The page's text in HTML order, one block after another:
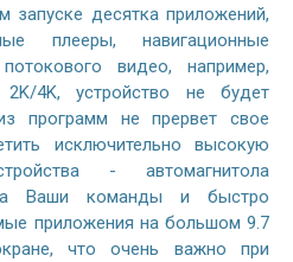
запуске десятка приложений,
плееры, навигационные
видео, например,
4K, устройство не будет
программ не прервет свое
исключительно высокую
- автомагнитола
на Ваши команды и быстро
приложения на большом 9.7
что очень важно при